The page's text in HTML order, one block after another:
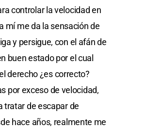
controlar la velocidad en
mí me da la sensación de
y persigue, con el afán de
buen estado por el cual
derecho ¿es correcto?
por exceso de velocidad,
tratar de escapar de
hace años, realmente me